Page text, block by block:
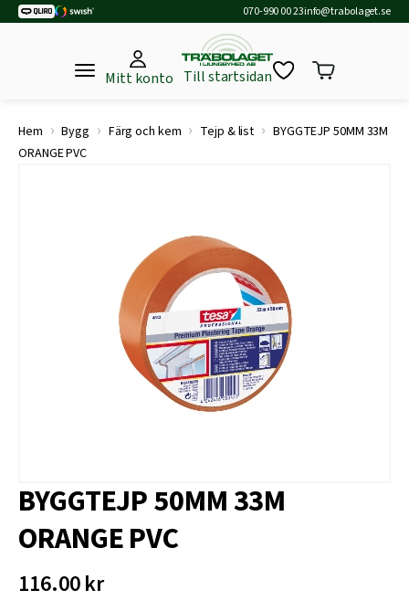
070-990 00 23info@trabolaget.se
Mitt konto Till startsidan
Hem › Bygg › Färg och kem › Tejp & list › BYGGTEJP 50MM 33M
ORANGE PVC
BYGGTEJP 50MM 33M
ORANGE PVC
116.00kr